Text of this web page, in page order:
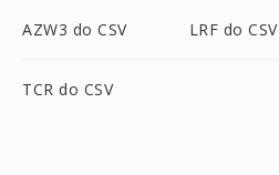
AZW3 do CSV LRF do CSV
TCR do CSV